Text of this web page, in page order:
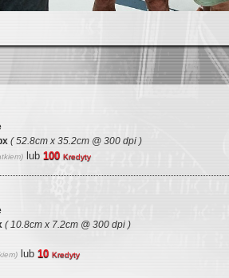
( 52.8cm x 35.2cm @ 300 dpi )
lub 100 Kredyty
( 10.8cm x 7.2cm @ 300 dpi )
lub 10 Kredyty